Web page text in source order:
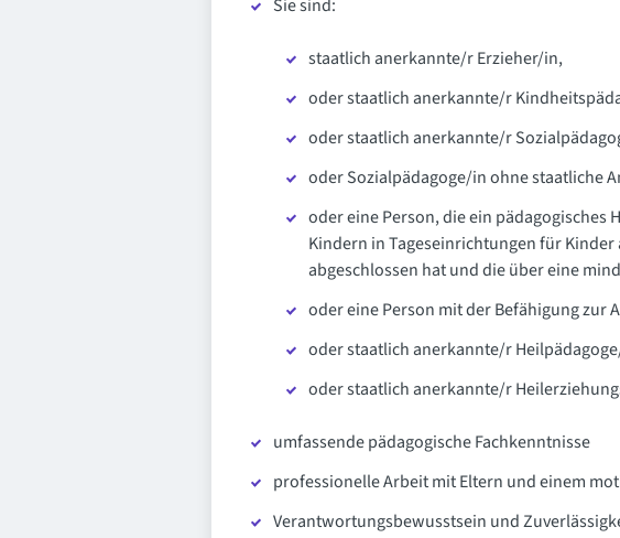
Sie sind:
staatlich anerkannte/r Erzieher/in,
oder staatlich anerkannte/r
oder staatlich anerkannte/r
oder Sozialpädagoge/in ohne staatliche
oder eine Person, die ein
Kindern in Tageseinrichtungen für
abgeschlossen hat und die über eine
oder eine Person mit der Befähigung zur
oder staatlich anerkannte/r
oder staatlich anerkannte/r
umfassende pädagogische Fachkenntnisse
professionelle Arbeit mit Eltern und einem
Verantwortungsbewusstsein und